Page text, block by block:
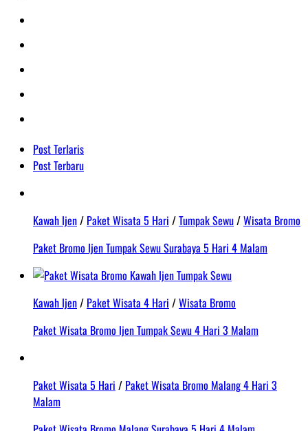
Post Terlaris
Post Terbaru
Kawah Ijen/ Paket Wisata 5 Hari /Tumpak Sewu/Wisata Bromo
Paket Bromo Ijen Tumpak Sewu Surabaya 5 Hari 4 Malam
Kawah Ijen/ Paket Wisata 4 Hari /Wisata Bromo
Paket Wisata Bromo Ijen Tumpak Sewu 4 Hari 3 Malam
Paket Wisata 5 Hari / Paket Wisata Bromo Malang 4 Hari 3
Malam